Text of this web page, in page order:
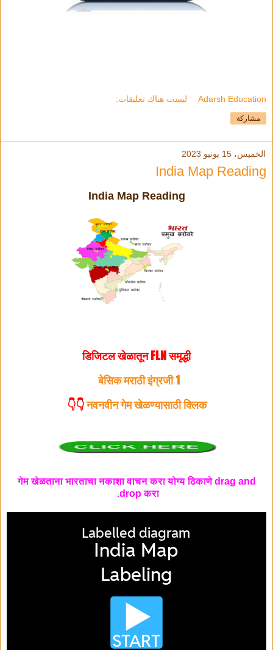
Adarsh Education ليست هناك تعليقات:
مشاركة
الخميس، 15 يونيو 2023
India Map Reading
डिजिटल खेळातून FLN समृद्धी
बेसिक मराठी इंग्रजी 1
नवनवीन गेम खेळण्यासाठी क्लिक
👇👇
गेम खेळताना भारताचा नकाशा वाचन करा योग्य ठिकाणे drag and
drop करा.